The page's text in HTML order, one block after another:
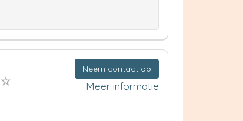
Neem contact op
Meer informatie